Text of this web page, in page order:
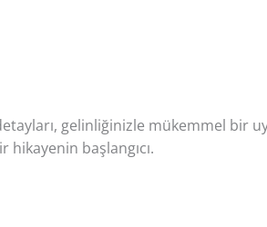
gelinliğinizle mükemmel bir
başlangıcı.